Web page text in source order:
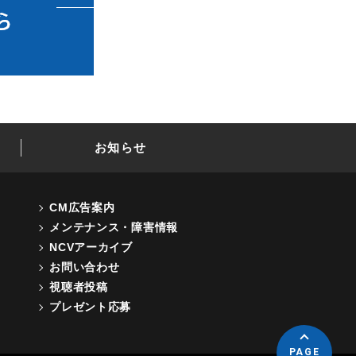
PAGE
お知らせ
CM広告案内
メンテナンス・障害情報
NCVアーカイブ
お問い合わせ
視聴者投稿
プレゼント応募